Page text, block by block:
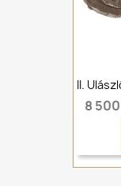
II.
8